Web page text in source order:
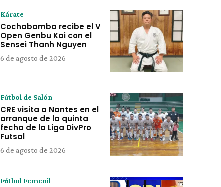
Kárate
Cochabamba recibe el V
Open Genbu Kai con el
Sensei Thanh Nguyen
6 de agosto de 2026
Fútbol de Salón
CRE visita a Nantes en el
arranque de la quinta
fecha de la Liga DivPro
Futsal
6 de agosto de 2026
Fútbol Femenil